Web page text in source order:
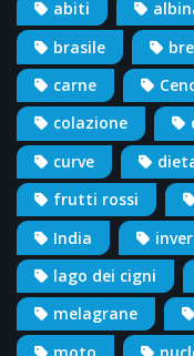
abiti
brasile
carne
colazione
curve
frutti rossi
India
lago dei cigni
melagrane
moto